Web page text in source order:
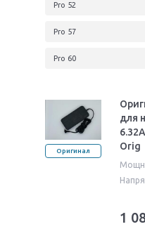
Pro 52
Pro 57
Pro 60
Pro 7
Pro 71
Pro Advanced BU201LA
Оригинал
для
Orig
1